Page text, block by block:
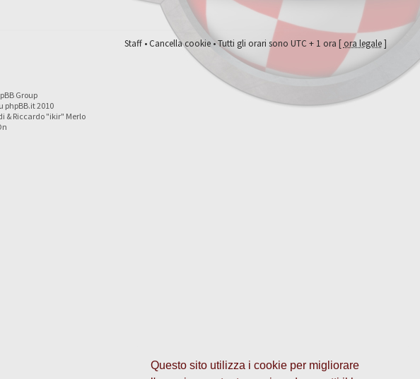
Questo sito utilizza i cookie per migliorare
Staff•Cancella cookie• Tutti gli orari sono UTC + 1 ora [ ora legale]
Group
phpBB.it 2010
& Riccardo "ikir" Merlo